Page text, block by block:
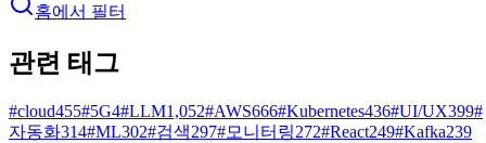
홈에서 필터
관련 태그
#cloud455#5G4#LLM1,052#AWS666#Kubernetes436#UI/UX399#
자동화314#ML302#검색297#모니터링272#React249#Kafka239